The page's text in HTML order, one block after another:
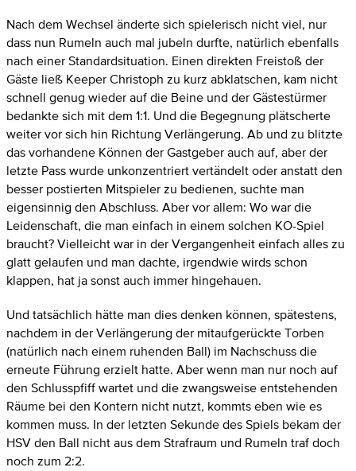
Nach dem Wechsel änderte sich spielerisch nicht viel, nur
dass nun Rumeln auch mal jubeln durfte, natürlich ebenfalls
nach einer Standardsituation. Einen direkten Freistoß der
Gäste ließ Keeper Christoph zu kurz abklatschen, kam nicht
schnell genug wieder auf die Beine und der Gästestürmer
bedankte sich mit dem 1:1. Und die Begegnung plätscherte
weiter vor sich hin Richtung Verlängerung. Ab und zu blitzte
das vorhandene Können der Gastgeber auch auf, aber der
letzte Pass wurde unkonzentriert vertändelt oder anstatt den
besser postierten Mitspieler zu bedienen, suchte man
eigensinnig den Abschluss. Aber vor allem: Wo war die
Leidenschaft, die man einfach in einem solchen KO-Spiel
braucht? Vielleicht war in der Vergangenheit einfach alles zu
glatt gelaufen und man dachte, irgendwie wirds schon
klappen, hat ja sonst auch immer hingehauen.
Und tatsächlich hätte man dies denken können, spätestens,
nachdem in der Verlängerung der mitaufgerückte Torben
(natürlich nach einem ruhenden Ball) im Nachschuss die
erneute Führung erzielt hatte. Aber wenn man nur noch auf
den Schlusspfiff wartet und die zwangsweise entstehenden
Räume bei den Kontern nicht nutzt, kommts eben wie es
kommen muss. In der letzten Sekunde des Spiels bekam der
HSV den Ball nicht aus dem Strafraum und Rumeln traf doch
noch zum 2:2.